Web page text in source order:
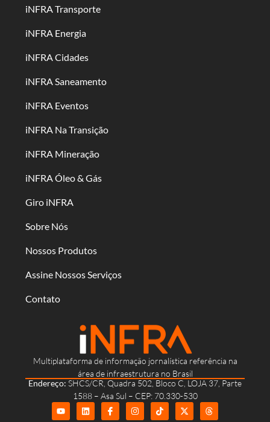
Multiplataforma de informação jornalística referência na
área de infraestrutura no Brasil
Endereço: SHCS/CR, Quadra 502, Bloco C, LOJA 37, Parte
1588 – Asa Sul – CEP: 70.330-530
iNFRA Transporte
iNFRA Energia
iNFRA Cidades
iNFRA Saneamento
iNFRA Eventos
iNFRA Na Transição
iNFRA Mineração
iNFRA Óleo & Gás
Giro iNFRA
Sobre Nós
Nossos Produtos
Assine Nossos Serviços
Contato